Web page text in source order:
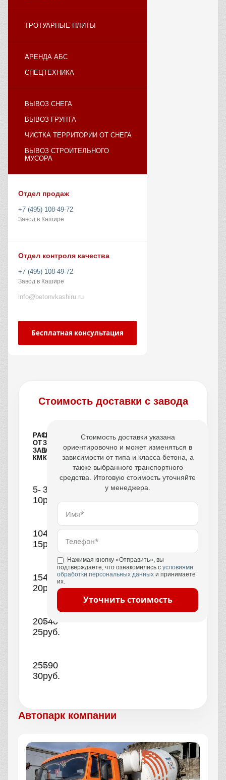
ТРОТУАРНЫЕ ПЛИТЫ
АРЕНДА АБС
СПЕЦТЕХНИКА
ВЫВОЗ СНЕГА
ВЫВОЗ ГРУНТА
ЧИСТКА ТЕРРИТОРИИ ОТ СНЕГА
ВЫВОЗ СТРОИТЕЛЬНОГО
МУСОРА
Отдел продаж
+7 (495) 108-49-72
Завод в Кашире
Отдел контроля качества
+7 (495) 108-49-72
Завод в Кашире
info@betonvkashiru.ru
Бесплатная консультация
Стоимость доставки с завода
РАССТОЯНИЕ
ОТ
ЗАВОДА,
КМ
ЦЕНА
ЗА
1
КУБ
5-
10
390
руб.
10-
15
440
руб.
15-
20
490
руб.
20-
25
540
руб.
25-
30
590
руб.
Стоимость доставки указана
ориентировочно и может изменяться в
зависимости от типа и класса бетона, а
также выбранного транспортного
средства. Итоговую стоимость уточняйте
у менеджера.
Нажимая кнопку «Отправить», вы
подтверждаете, что ознакомились с условиями
обработки персональных данных и принимаете
их.
Уточнить стоимость
Автопарк компании